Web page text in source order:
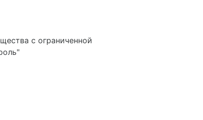
с ограниченной